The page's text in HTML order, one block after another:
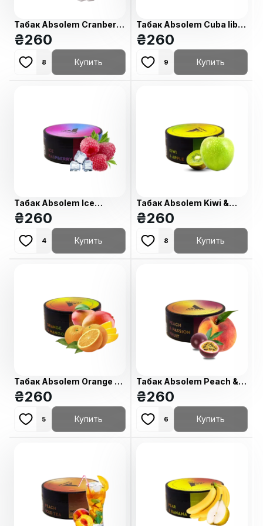
Табак Absolem Cranberry
in sugar (Клюква в
сахарной пудре, 100 г)
₴260
8 Купить
Табак Absolem Cuba libre
(Куба либре, 100 г)
₴260
9 Купить
Табак Absolem Ice
raspberry (Айс малина,
100 г)
₴260
4 Купить
Табак Absolem Kiwi &
apple (Киви-яблоко, 100
г)
₴260
8 Купить
Табак Absolem Orange &
mango (Апельсин-манго,
100 г)
₴260
5 Купить
Табак Absolem Peach &
passion fruit (Персик-
маракуйя, 100 г)
₴260
6 Купить